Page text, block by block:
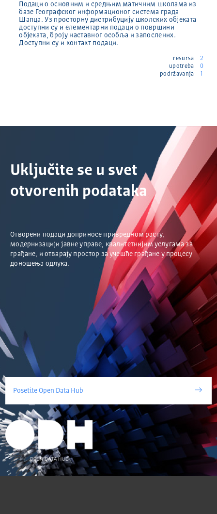
Подаци о основним и средњим матичним школама из
базе Географског информационог система града
Шапца. Уз просторну дистрибуцију школских објеката
доступни су и елементарни подаци о површини
објеката, броју наставног особља и запослених.
Доступни су и контакт подаци.
resursa
2
upotreba
0
podržavanja
1
Uključite se u svet
otvorenih podataka
Отворени подаци доприносе привредном расту,
модернизацији јавне управе, квалитетнијим услугама за
грађане, и отварају простор за учешће грађане у процесу
доношења одлука.
Posetite Open Data Hub